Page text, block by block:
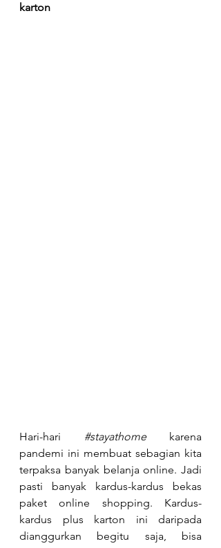
karton
Hari-hari #stayathome karena
pandemi ini membuat sebagian kita
terpaksa banyak belanja online. Jadi
pasti banyak kardus-kardus bekas
paket online shopping. Kardus-
kardus plus karton ini daripada
dianggurkan begitu saja, bisa